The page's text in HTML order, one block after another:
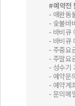
#예약전
- 애완동
- 숯불바
- 바비큐
- 바비큐
- 주중요
- 주말요
- 성수기
- 예약
- 예약계
- 문의메